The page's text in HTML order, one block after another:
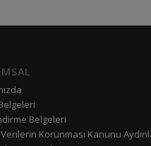
Belgeleri
Korunması Kanunu